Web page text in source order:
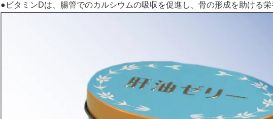
●ビタミンDは、腸管でのカルシウムの吸収を促進し、骨の形成を助ける栄